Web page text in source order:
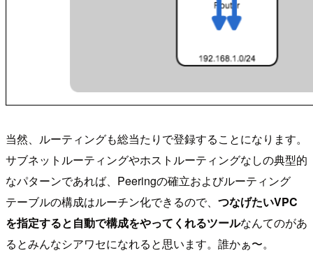
当然、ルーティングも総当たりで登録することになります。
サブネットルーティングやホストルーティングなしの典型的
なパターンであれば、Peeringの確立およびルーティング
テーブルの構成はルーチン化できるので、 つなげたいVPC
を指定すると自動で構成をやってくれるツールなんてのがあ
るとみんなシアワセになれると思います。誰かぁ〜。